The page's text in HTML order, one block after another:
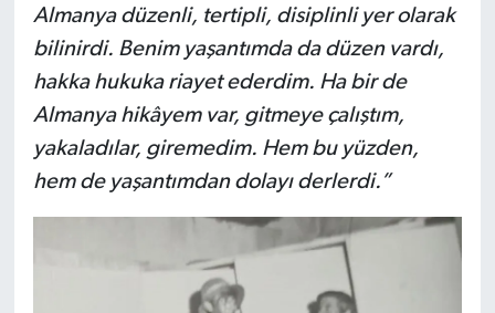
Almanya düzenli, tertipli, disiplinli yer olarak
bilinirdi. Benim yaşantımda da düzen vardı,
hakka hukuka riayet ederdim. Ha bir de
Almanya hikâyem var, gitmeye çalıştım,
yakaladılar, giremedim. Hem bu yüzden,
hem de yaşantımdan dolayı derlerdi.”